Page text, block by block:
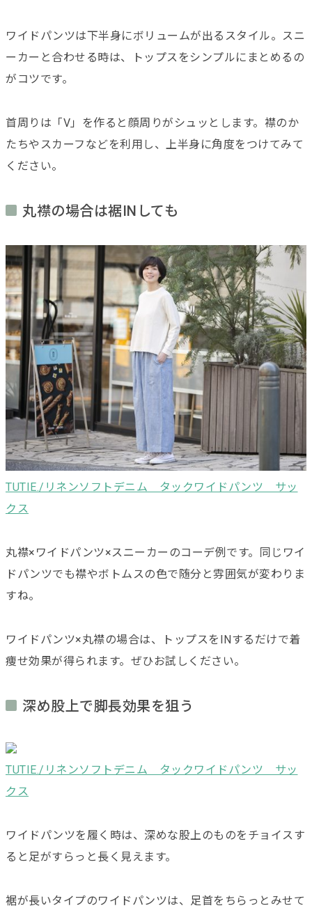
ワイドパンツは下半身にボリュームが出るスタイル。スニ
ーカーと合わせる時は、トップスをシンプルにまとめるの
がコツです。
首周りは「V」を作ると顔周りがシュッとします。襟のか
たちやスカーフなどを利用し、上半身に角度をつけてみて
ください。
丸襟の場合は裾INしても
TUTIE./リネンソフトデニム タックワイドパンツ サッ
クス
丸襟×ワイドパンツ×スニーカーのコーデ例です。同じワイ
ドパンツでも襟やボトムスの色で随分と雰囲気が変わりま
すね。
ワイドパンツ×丸襟の場合は、トップスをINするだけで着
痩せ効果が得られます。ぜひお試しください。
深め股上で脚長効果を狙う
TUTIE./リネンソフトデニム タックワイドパンツ サッ
クス
ワイドパンツを履く時は、深めな股上のものをチョイスす
ると足がすらっと長く見えます。
裾が長いタイプのワイドパンツは、足首をちらっとみせて